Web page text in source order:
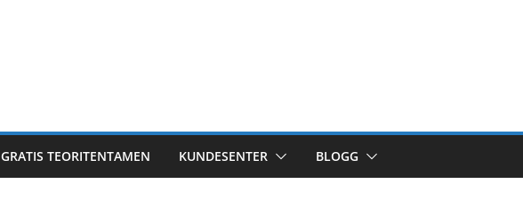
GRATIS TEORITENTAMEN KUNDESENTER BLOGG